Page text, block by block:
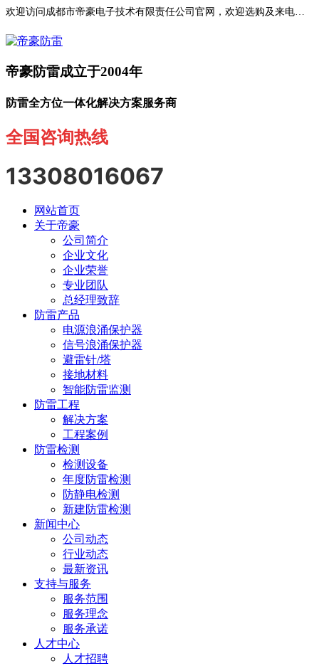
欢迎访问成都市帝豪电子技术有限责任公司官网，欢迎选购及来电咨询！
帝豪防雷成立于2004年
防雷全方位一体化解决方案服务商
全国咨询热线
13308016067
网站首页
关于帝豪
公司简介
企业文化
企业荣誉
专业团队
总经理致辞
防雷产品
电源浪涌保护器
信号浪涌保护器
避雷针/塔
接地材料
智能防雷监测
防雷工程
解决方案
工程案例
防雷检测
检测设备
年度防雷检测
防静电检测
新建防雷检测
新闻中心
公司动态
行业动态
最新资讯
支持与服务
服务范围
服务理念
服务承诺
人才中心
人才招聘